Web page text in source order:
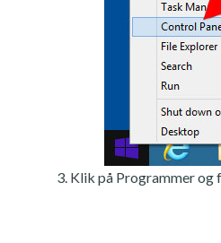
Klik på Programmer og